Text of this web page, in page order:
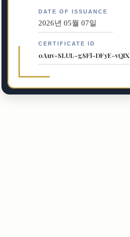
DATE OF ISSUANCE
2026년 05월 07일
CERTIFICATE ID
0Auv-SLUL-gSFl-DFyE-vQIX